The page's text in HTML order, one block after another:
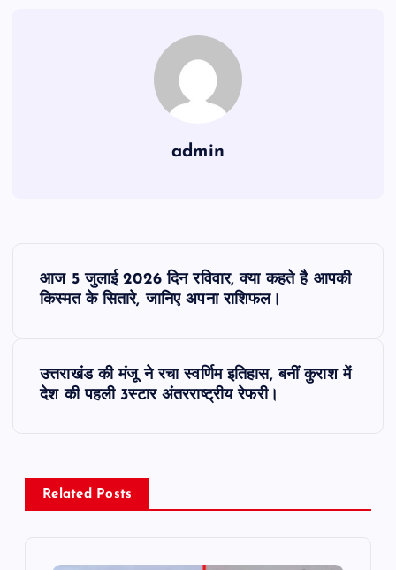
admin
a
v
आज 5 जुलाई 2026 दिन रविवार, क्या कहते है आपकी
किस्मत के सितारे, जानिए अपना राशिफल।
उत्तराखंड की मंजू ने रचा स्वर्णिम इतिहास, बनीं कुराश में
देश की पहली 3स्टार अंतरराष्ट्रीय रेफरी।
Related Posts